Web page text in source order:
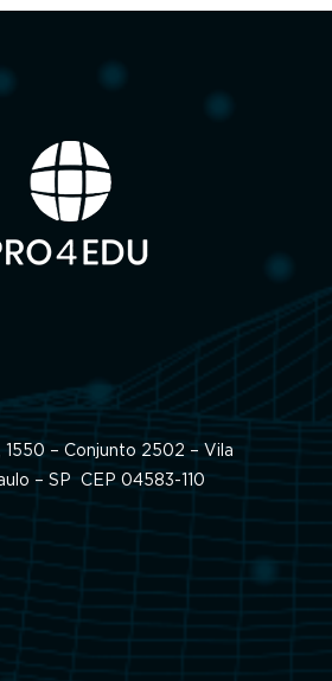
1550 – Conjunto 2502 – Vila
– SP CEP 04583-110